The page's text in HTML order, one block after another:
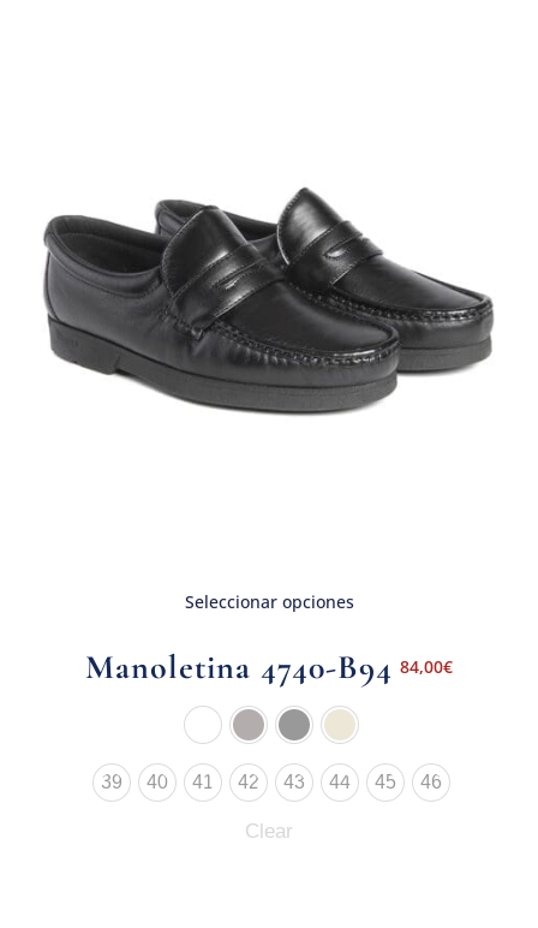
Seleccionar opciones
Manoletina 4740-B94 84,00€
39 40 41 42 43 44 45 46
Clear